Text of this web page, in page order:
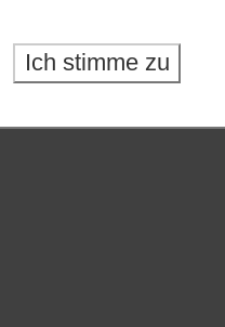
Ich stimme zu